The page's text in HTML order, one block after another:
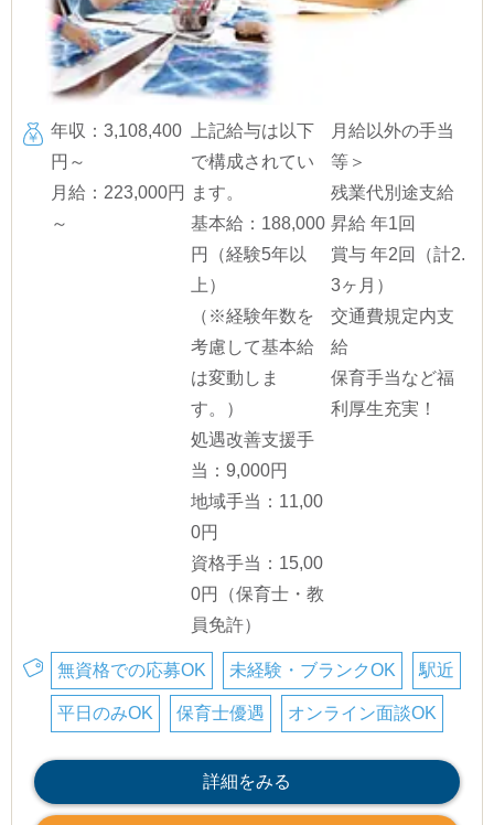
年収：3,108,400
円～
月給：223,000円
～
上記給与は以下
で構成されてい
ます。
基本給：188,000
円（経験5年以
上）
（※経験年数を
考慮して基本給
は変動しま
す。）
処遇改善支援手
当：9,000円
地域手当：11,00
0円
資格手当：15,00
0円（保育士・教
員免許）
月給以外の手当
等＞
残業代別途支給
昇給 年1回
賞与 年2回（計2.
3ヶ月）
交通費規定内支
給
保育手当など福
利厚生充実！
無資格での応募OK 未経験・ブランクOK 駅近
平日のみOK 保育士優遇 オンライン面談OK
詳細をみる